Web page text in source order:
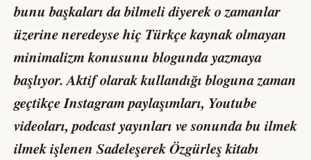
bunu başkaları da bilmeli diyerek o zamanlar
üzerine neredeyse hiç Türkçe kaynak olmayan
minimalizm konusunu blogunda yazmaya
başlıyor. Aktif olarak kullandığı bloguna zaman
geçtikçe Instagram paylaşımları, Youtube
videoları, podcast yayınları ve sonunda bu ilmek
ilmek işlenen Sadeleşerek Özgürleşkitabı